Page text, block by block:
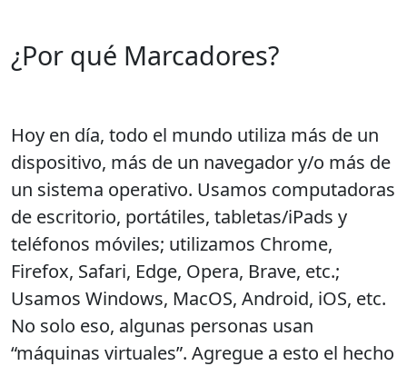
¿Por qué Marcadores?
Hoy en día, todo el mundo utiliza más de un
dispositivo, más de un navegador y/o más de
un sistema operativo. Usamos computadoras
de escritorio, portátiles, tabletas/iPads y
teléfonos móviles; utilizamos Chrome,
Firefox, Safari, Edge, Opera, Brave, etc.;
Usamos Windows, MacOS, Android, iOS, etc.
No solo eso, algunas personas usan
“máquinas virtuales”. Agregue a esto el hecho